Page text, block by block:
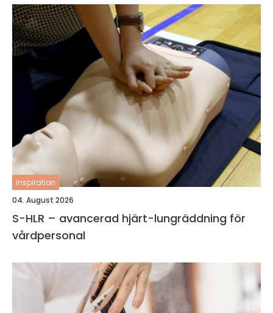
inspiration
04. August 2026
S-HLR – avancerad hjärt-lungräddning för
vårdpersonal